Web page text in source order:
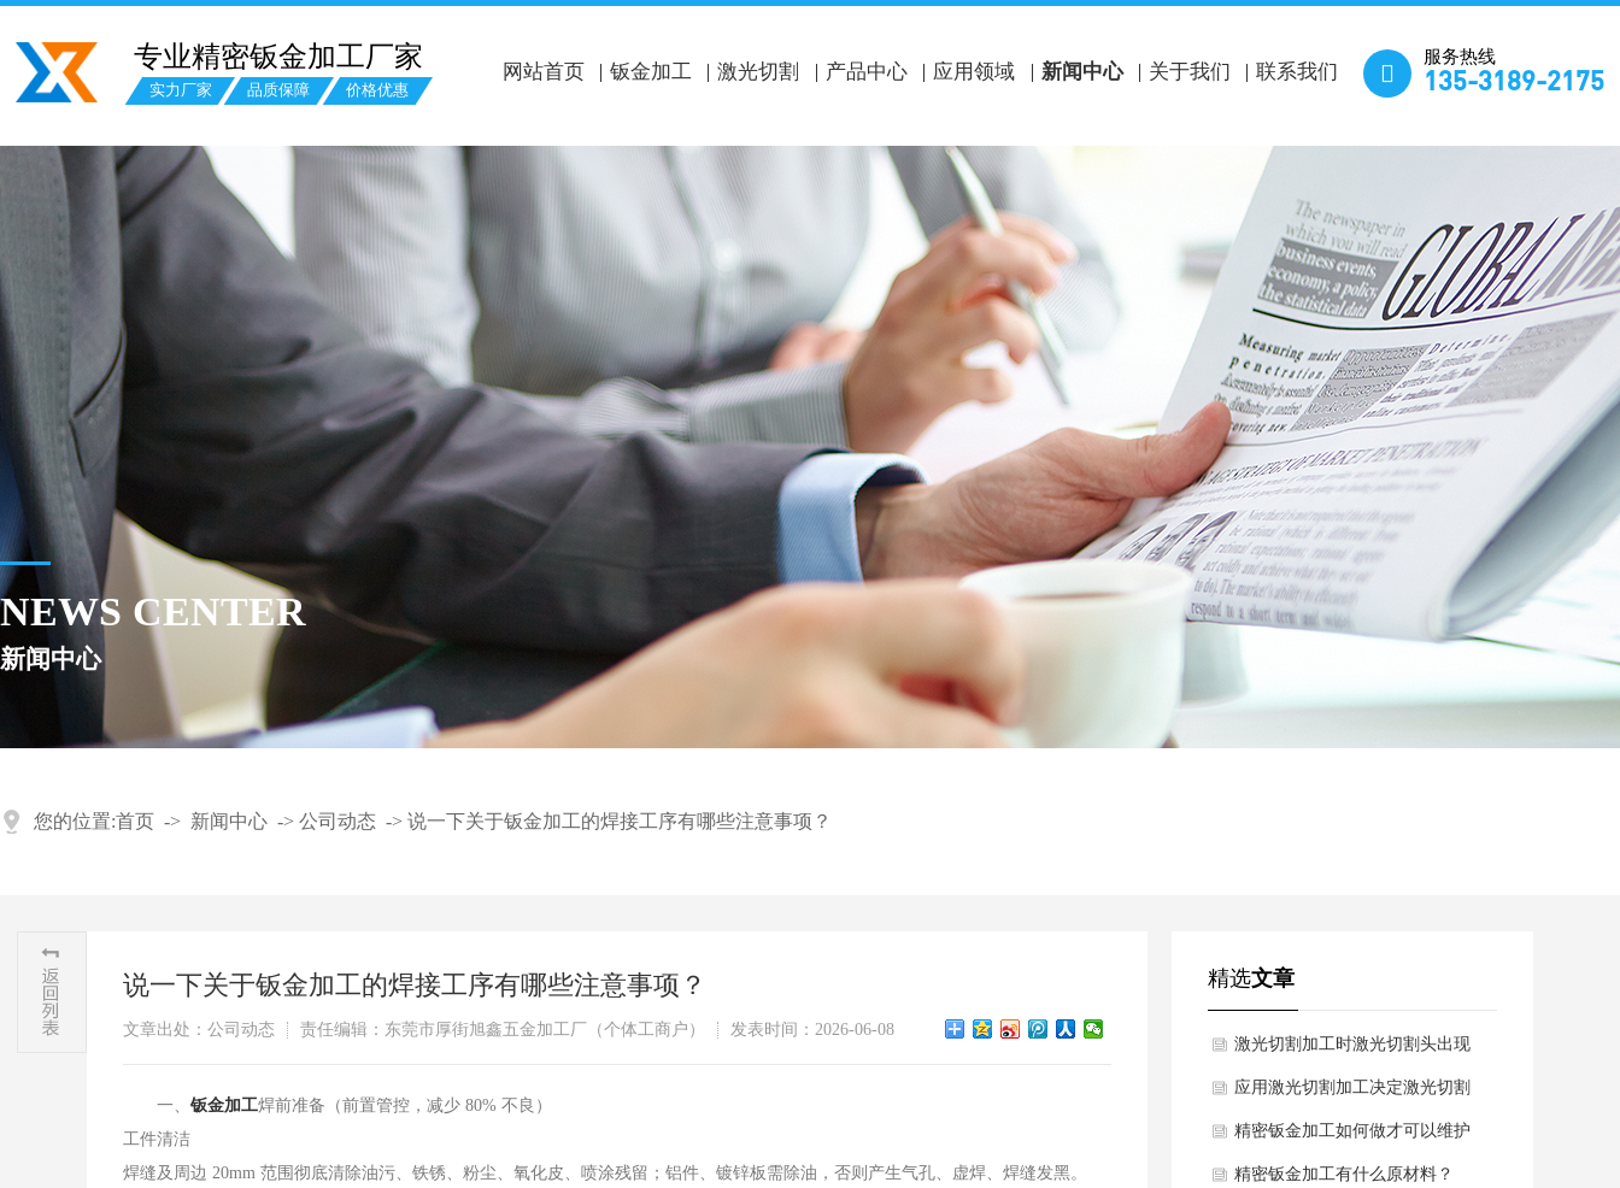
专业精密钣金加工厂家
实力厂家 品质保障 价格优惠
网站首页 钣金加工 激光切割 产品中心 应用领域 新闻中心 关于我们 联系我们 
服务热线
135-3189-2175
NEWS CENTER
新闻中心
您的位置:首页 -> 新闻中心 -> 公司动态 -> 说一下关于钣金加工的焊接工序有哪些注意事项？
说一下关于钣金加工的焊接工序有哪些注意事项？
文章出处：公司动态 责任编辑：东莞市厚街旭鑫五金加工厂（个体工商户） 发表时间：2026-06-08
​一、 钣金加工焊前准备（前置管控，减少 80% 不良）
工件清洁
焊缝及周边 20mm 范围彻底清除油污、铁锈、粉尘、氧化皮、喷涂残留；铝件、镀锌板需除油，否则产生气孔、虚焊、焊缝发黑。
精选文章
激光切割加工时激光切割头出现
异常该怎么办？
应用激光切割加工决定激光切割
的质量
精密钣金加工如何做才可以维护
表面不被氧化浸蚀？
精密钣金加工有什么原材料？